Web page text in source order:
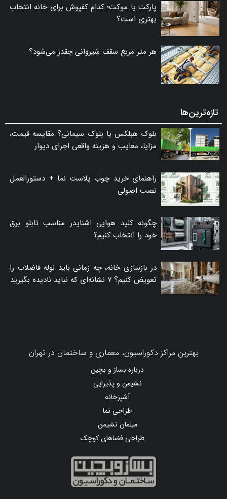
پارکت یا موکت؛ کدام کفپوش برای خانه انتخاب
بهتری است؟
هر متر مربع سقف شیروانی چقدر می‌شود؟
تازه‌ترین‌ها
بلوک هبلکس یا بلوک سیمانی؟ مقایسه قیمت،
مزایا، معایب و هزینه واقعی اجرای دیوار
راهنمای خرید چوب پلاست نما + دستورالعمل
نصب اصولی
چگونه کلید هوایی اشنایدر مناسب تابلو برق
خود را انتخاب کنیم؟
در بازسازی خانه، چه زمانی باید لوله فاضلاب را
تعویض کنیم؟ ۷ نشانه‌ای که نباید نادیده بگیرید
بهترین مراکز دکوراسیون، معماری و ساختمان در تهران
درباره بساز و بچین
نشیمن و پذیرایی
آشپزخانه
طراحی نما
مبلمان نشیمن
طراحی فضاهای کوچک